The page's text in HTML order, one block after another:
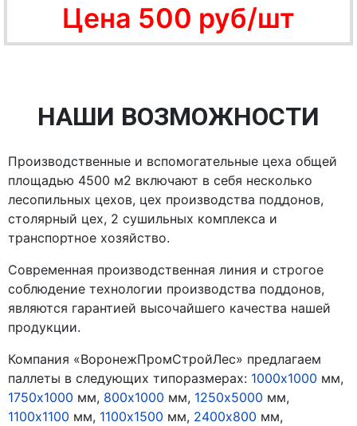
Цена 500 руб/шт
НАШИ ВОЗМОЖНОСТИ
Производственные и вспомогательные цеха общей
площадью 4500 м2 включают в себя несколько
лесопильных цехов, цех производства поддонов,
столярный цех, 2 сушильных комплекса и
транспортное хозяйство.
Современная производственная линия и строгое
соблюдение технологии производства поддонов,
являются гарантией высочайшего качества нашей
продукции.
Компания «ВоронежПромСтройЛес» предлагаем
паллеты в следующих типоразмерах: 1000x1000 мм,
1750х1000 мм, 800х1000 мм, 1250х5000 мм,
1100х1100 мм, 1100х1500 мм, 2400х800 мм,